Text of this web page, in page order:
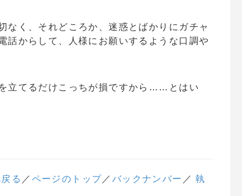
く、それどころか、迷惑とばかりにガチャ
話からして、人様にお願いするような口調や
立てるだけこっちが損ですから……とはい
る ／ ページのトップ／ バックナンバー ／執